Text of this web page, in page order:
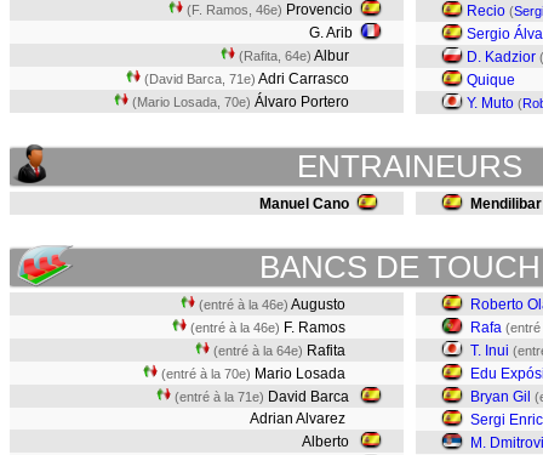
(F. Ramos, 46e) Provencio
G. Arib
(Rafita, 64e) Albur
(David Barca, 71e) Adri Carrasco
(Mario Losada, 70e) Álvaro Portero
Recio (
Sergio
D. Kadzior (
Quique
Y. Muto (
ENTRAINEURS
Manuel Cano Mendilibar
BANCS DE
(entré à la 46e) Augusto
(entré à la 46e) F. Ramos
(entré à la 64e) Rafita
(entré à la 70e) Mario Losada
(entré à la 71e) David Barca
Adrian Alvarez
Alberto
Roberto
Rafa (entré
T. Inui
Edu
Bryan Gil
Sergi
M.